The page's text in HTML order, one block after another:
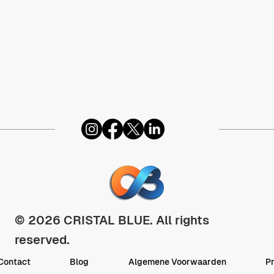
Blog Algemene Voorwaarden
© 2026 CRISTAL BLUE. All rights
reserved.